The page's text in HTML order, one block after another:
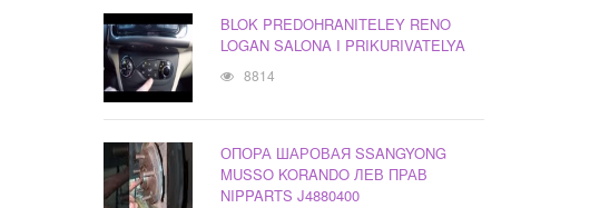
BLOK PREDOHRANITELEY RENO
LOGAN SALONA I PRIKURIVATELYA
8814
ОПОРА ШАРОВАЯ SSANGYONG
MUSSO KORANDO ЛЕВ ПРАВ
NIPPARTS J4880400